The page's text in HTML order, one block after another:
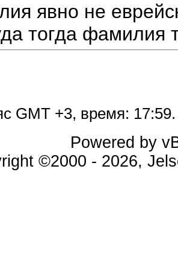
явно не
тогда фамилия
GMT +3, время: 17:59.
Powered by
©2000 - 2026,